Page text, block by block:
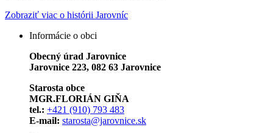
Zobraziť viac o histórii Jarovníc
Informácie o obci
Obecný úrad Jarovnice
Jarovnice 223, 082 63 Jarovnice
Starosta obce
MGR.FLORIÁN GIŇA
tel.: +421 (910) 793 483
E-mail: starosta@jarovnice.sk